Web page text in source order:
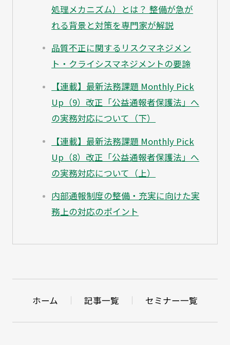
処理メカニズム）とは？ 整備が急が
れる背景と対策を専門家が解説
品質不正に関するリスクマネジメン
ト・クライシスマネジメントの要諦
【連載】最新法務課題 Monthly Pick
Up（9）改正「公益通報者保護法」へ
の実務対応について（下）
【連載】最新法務課題 Monthly Pick
Up（8）改正「公益通報者保護法」へ
の実務対応について（上）
内部通報制度の整備・充実に向けた実
務上の対応のポイント
ホーム 記事一覧 セミナー一覧